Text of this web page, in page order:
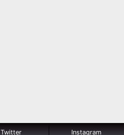
Twitter Instagram